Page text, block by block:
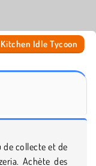
Idle Tycoon
de collecte et de
Achète des